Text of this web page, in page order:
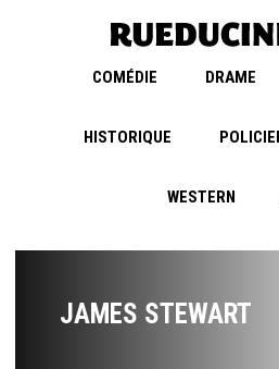
COMÉDIE DRAME
HISTORIQUE
WESTERN
JAMES STEWART